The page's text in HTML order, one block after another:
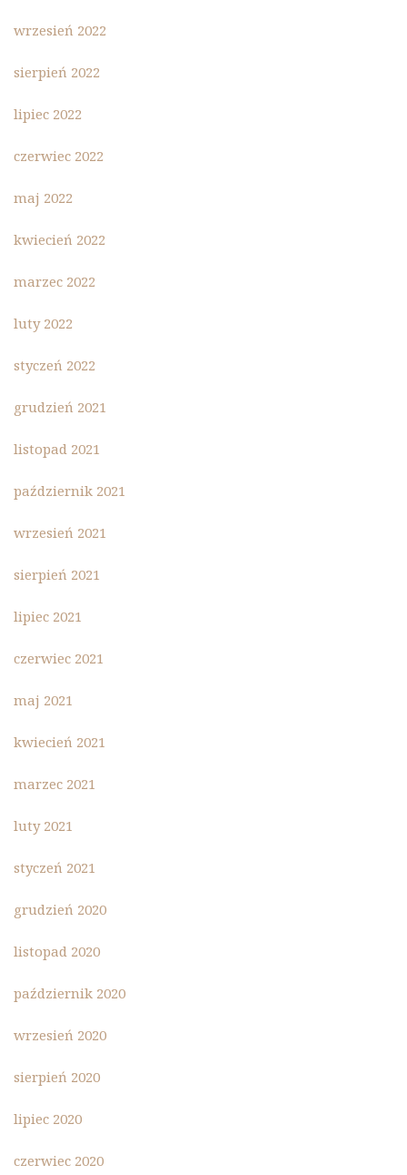
wrzesień 2022
sierpień 2022
lipiec 2022
czerwiec 2022
maj 2022
kwiecień 2022
marzec 2022
luty 2022
styczeń 2022
grudzień 2021
listopad 2021
październik 2021
wrzesień 2021
sierpień 2021
lipiec 2021
czerwiec 2021
maj 2021
kwiecień 2021
marzec 2021
luty 2021
styczeń 2021
grudzień 2020
listopad 2020
październik 2020
wrzesień 2020
sierpień 2020
lipiec 2020
czerwiec 2020